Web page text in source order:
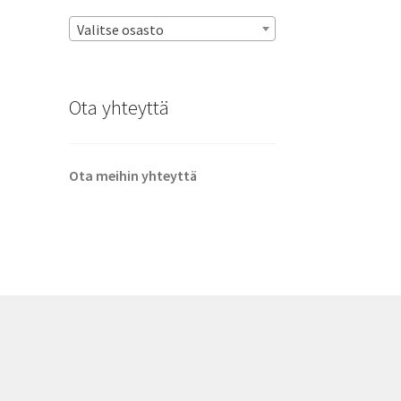
Valitse osasto
Ota yhteyttä
Ota meihin yhteyttä